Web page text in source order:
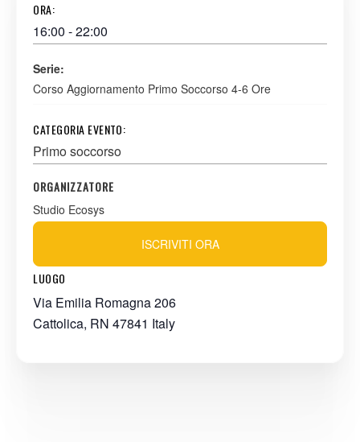
ORA:
16:00 - 22:00
Serie:
Corso Aggiornamento Primo Soccorso 4-6 Ore
CATEGORIA EVENTO:
Primo soccorso
LUOGO
Via Emilia Romagna 206
Cattolica, RN 47841 Italy
ORGANIZZATORE
Studio Ecosys
ISCRIVITI ORA